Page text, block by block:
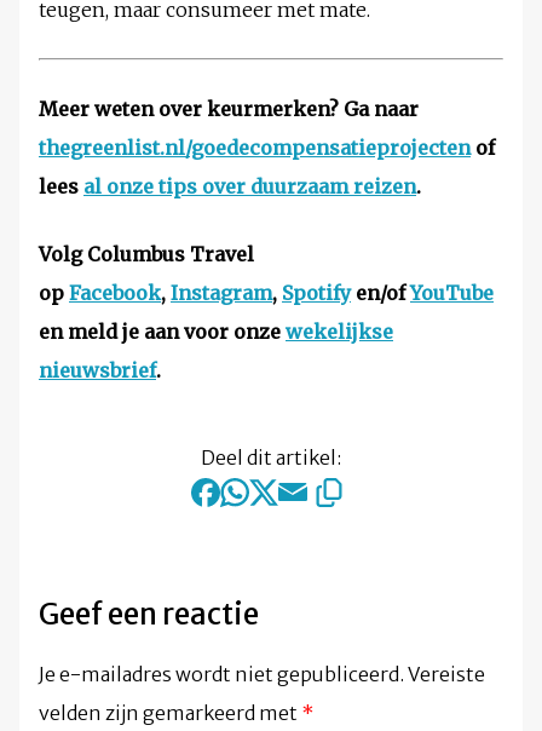
teugen, maar consumeer met mate.
Meer weten over keurmerken? Ga naar
thegreenlist.nl/goedecompensatieprojectenof
lees al onze tips over duurzaam reizen.
Volg Columbus Travel
op Facebook, Instagram, Spotifyen/ofYouTube
en meld je aan voor onze wekelijkse
nieuwsbrief.
Deel dit artikel:
Geef een reactie
Je e-mailadres wordt niet gepubliceerd. Vereiste
velden zijn gemarkeerd met *